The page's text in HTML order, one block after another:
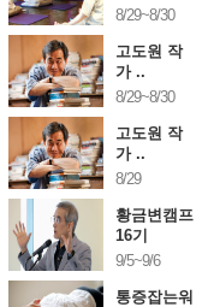
8/29~8/30
고도원 작
가 ..
8/29~8/30
고도원 작
가 ..
8/29
황금변캠프
16기
9/5~9/6
통증잡는워